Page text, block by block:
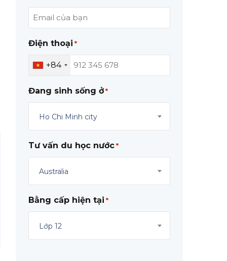
Điện thoại *
+84
Đang sinh sống ở *
Ho Chi Minh city
Tư vấn du học nước *
Australia
Bằng cấp hiện tại *
Lớp 12